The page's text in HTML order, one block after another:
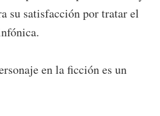
su satisfacción por tratar el
en la ficción es un